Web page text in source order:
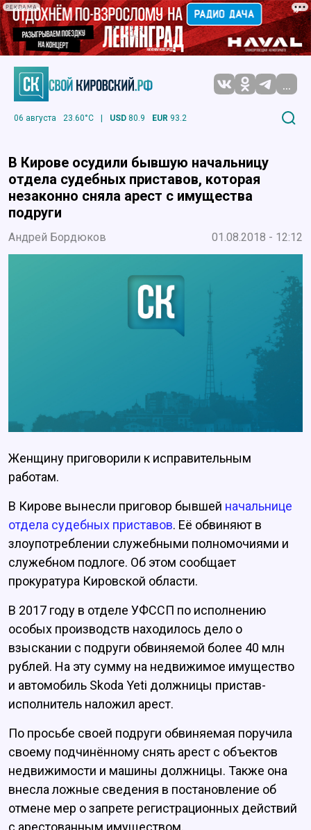
РЕКЛАМА
...
06 августа 23.60°C | USD 80.9 EUR 93.2
В Кирове осудили бывшую начальницу
отдела судебных приставов, которая
незаконно сняла арест с имущества
подруги
Андрей Бордюков 01.08.2018 - 12:12
Женщину приговорили к исправительным
работам.
В Кирове вынесли приговор бывшей начальнице
отдела судебных приставов. Её обвиняют в
злоупотреблении служебными полномочиями и
служебном подлоге. Об этом сообщает
прокуратура Кировской области.
В 2017 году в отделе УФССП по исполнению
особых производств находилось дело о
взыскании с подруги обвиняемой более 40 млн
рублей. На эту сумму на недвижимое имущество
и автомобиль Skoda Yeti должницы пристав-
исполнитель наложил арест.
По просьбе своей подруги обвиняемая поручила
своему подчинённому снять арест с объектов
недвижимости и машины должницы. Также она
внесла ложные сведения в постановление об
отмене мер о запрете регистрационных действий